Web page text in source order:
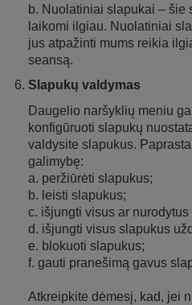
b. Nuolatiniai slapukai – šie
laikomi ilgiau. Nuolatiniai
jus atpažinti mums reikia
seansą.
Slapukų valdymas
Daugelio naršyklių meniu
konfigūruoti slapukų
valdysite slapukus.
galimybę:
a. peržiūrėti slapukus;
b. leisti slapukus;
c. išjungti visus ar nurodytus
d. išjungti visus slapukus
e. blokuoti slapukus;
f. gauti pranešimą gavus
Atkreipkite dėmesį, kad, jei